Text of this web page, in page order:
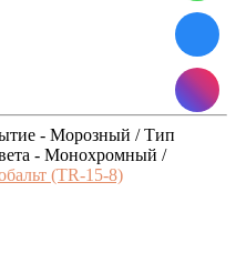
- Морозный / Тип
- Монохромный /